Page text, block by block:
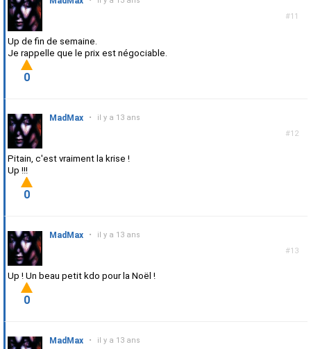
#11
Up de fin de semaine.
Je rappelle que le prix est négociable.
0
#12
MadMax • il y a 13 ans
Pitain, c'est vraiment la krise !
Up !!!
0
#13
MadMax • il y a 13 ans
Up ! Un beau petit kdo pour la Noël !
0
MadMax • il y a 13 ans